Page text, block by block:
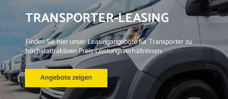
TRANSPORTER-LEASING
Finden Sie hier unser Leasingangebote für Transporter zu
höchstattraktiven Preis-Leistungsverhältnissen.
Angebote zeigen